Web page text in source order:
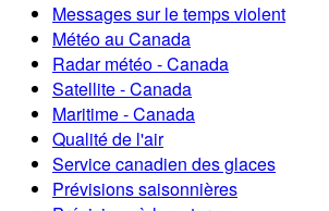
Messages sur le temps violent
Météo au Canada
Radar météo - Canada
Satellite - Canada
Maritime - Canada
Qualité de l'air
Service canadien des glaces
Prévisions saisonnières